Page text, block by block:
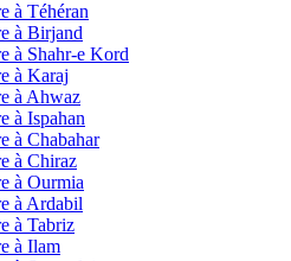
à Téhéran
à Birjand
à Shahr-e Kord
à Karaj
à Ahwaz
à Ispahan
à Chabahar
à Chiraz
à Ourmia
à Ardabil
à Tabriz
à Ilam